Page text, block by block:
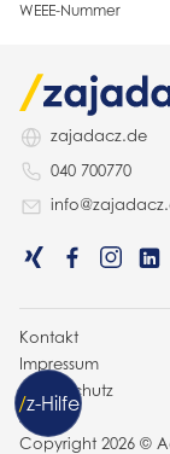
WEEE-Nummer
zajadacz.de
040 700770
Copyright 2026 ©
Kontakt
Impressum
Datenschutz
AGB
/z-Hilfe